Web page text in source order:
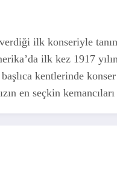
ilk konseriyle
ilk kez 1917
kentlerinde
en seçkin kemancıları